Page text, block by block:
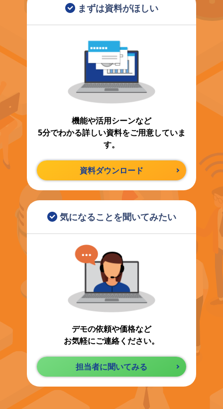
まずは資料がほしい
機能や活用シーンなど
5分でわかる詳しい資料をご用意していま
す。
資料ダウンロード
気になることを聞いてみたい
デモの依頼や価格など
お気軽にご連絡ください。
担当者に聞いてみる